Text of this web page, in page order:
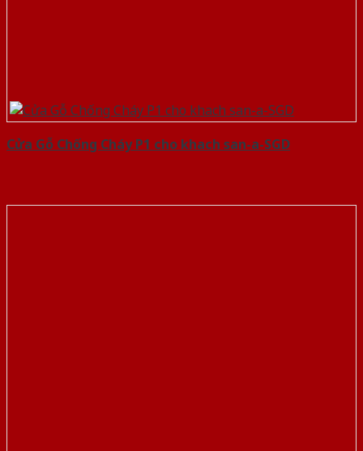
Cửa Gỗ Chống Cháy P1 cho khach san-a-SGD